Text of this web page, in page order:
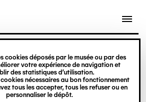
cookies déposés par le musée ou par des
votre expérience de navigation et
des statistiques d’utilisation.
cookies nécessaires au bon fonctionnement
tous les accepter, tous les refuser ou en
personnaliser le dépôt.